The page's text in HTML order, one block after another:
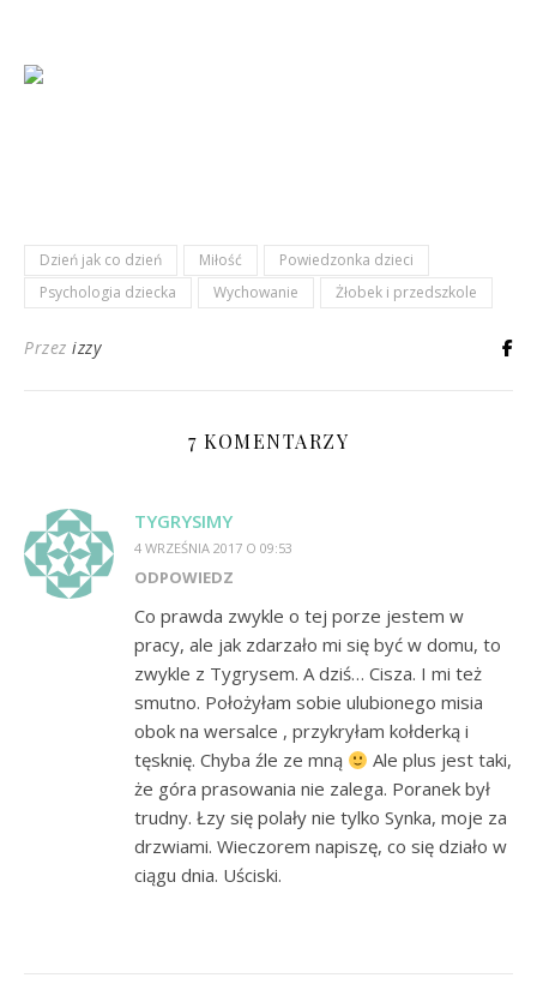
Dzień jak co dzień Miłość
Powiedzonka dzieci
Psychologia dziecka
Wychowanie Żłobek i przedszkole
Przez izzy
7 KOMENTARZY
TYGRYSIMY
4 WRZEŚNIA 2017 O 09:53
ODPOWIEDZ
Co prawda zwykle o tej porze jestem w
pracy, ale jak zdarzało mi się być w domu, to
zwykle z Tygrysem. A dziś… Cisza. I mi też
smutno. Położyłam sobie ulubionego misia
obok na wersalce , przykryłam kołderką i
tęsknię. Chyba źle ze mną
Ale plus jest taki,
że góra prasowania nie zalega. Poranek był
trudny. Łzy się polały nie tylko Synka, moje za
drzwiami. Wieczorem napiszę, co się działo w
ciągu dnia. Uściski.